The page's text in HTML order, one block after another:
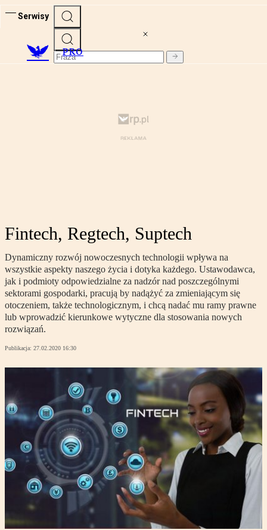
Serwisy
PRO
Fintech, Regtech, Suptech
Dynamiczny rozwój nowoczesnych technologii wpływa na
wszystkie aspekty naszego życia i dotyka każdego. Ustawodawca,
jak i podmioty odpowiedzialne za nadzór nad poszczególnymi
sektorami gospodarki, pracują by nadążyć za zmieniającym się
otoczeniem, także technologicznym, i chcą nadać mu ramy prawne
lub wprowadzić kierunkowe wytyczne dla stosowania nowych
rozwiązań.
Publikacja: 27.02.2020 16:30